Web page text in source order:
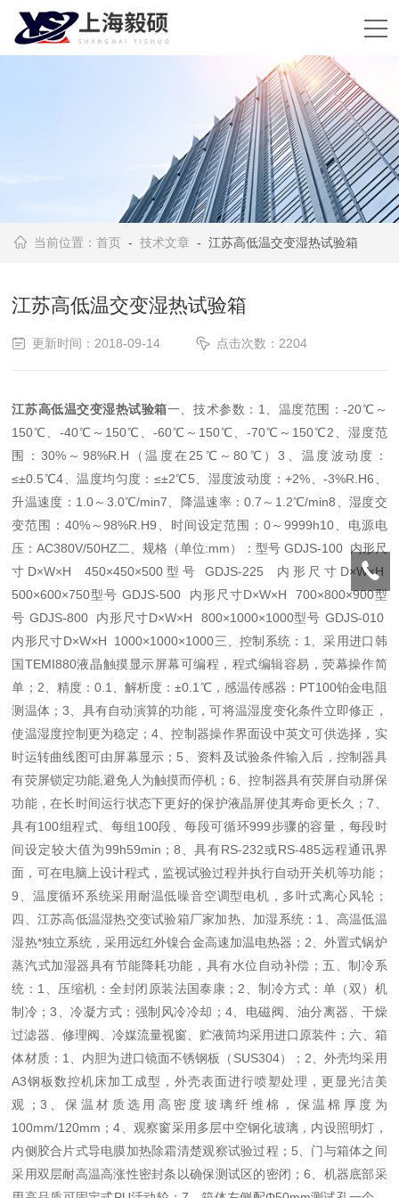
当前位置：首页 -技术文章 - 江苏高低温交变湿热试验箱
江苏高低温交变湿热试验箱
更新时间：2018-09-14 点击次数：2204
江苏高低温交变湿热试验箱一、技术参数：1、温度范围：-20℃～
150℃、-40℃～150℃、-60℃～150℃、-70℃～150℃2、湿度范
围：30%～98%R.H（温度在25℃～80℃）3、温度波动度：
≤±0.5℃4、温度均匀度：≤±2℃5、湿度波动度：+2%、-3%R.H6、
升温速度：1.0～3.0℃/min7、降温速率：0.7～1.2℃/min8、湿度交
变范围：40%～98%R.H9、时间设定范围：0～9999h10、电源电
压：AC380V/50HZ二、规格（单位:mm）：型号 GDJS-100 内形尺
寸D×W×H 450×450×500型号 GDJS-225 内形尺寸D×W×H
500×600×750型号 GDJS-500 内形尺寸D×W×H 700×800×900型
号 GDJS-800 内形尺寸D×W×H 800×1000×1000型号 GDJS-010
内形尺寸D×W×H 1000×1000×1000三、控制系统：1、采用进口韩
国TEMI880液晶触摸显示屏幕可编程，程式编辑容易，荧幕操作简
单；2、精度：0.1、解析度：±0.1℃，感温传感器：PT100铂金电阻
测温体；3、具有自动演算的功能，可将温湿度变化条件立即修正，
使温湿度控制更为稳定；4、控制器操作界面设中英文可供选择，实
时运转曲线图可由屏幕显示；5、资料及试验条件输入后，控制器具
有荧屏锁定功能,避免人为触摸而停机；6、控制器具有荧屏自动屏保
功能，在长时间运行状态下更好的保护液晶屏使其寿命更长久；7、
具有100组程式、每组100段、每段可循环999步骤的容量，每段时
间设定较大值为99h59min；8、具有RS-232或RS-485远程通讯界
面，可在电脑上设计程式，监视试验过程并执行自动开关机等功能；
9、温度循环系统采用耐温低噪音空调型电机，多叶式离心风轮；
四、江苏高低温湿热交变试验箱厂家加热、加湿系统：1、高温低温
湿热*独立系统，采用远红外镍合金高速加温电热器；2、外置式锅炉
蒸汽式加湿器具有节能降耗功能，具有水位自动补偿；五、制冷系
统：1、压缩机：全封闭原装法国泰康；2、制冷方式：单（双）机
制冷；3、冷凝方式：强制风冷冷却；4、电磁阀、油分离器、干燥
过滤器、修理阀、冷媒流量视窗、贮液筒均采用进口原装件；六、箱
体材质：1、内胆为进口镜面不锈钢板（SUS304）；2、外壳均采用
A3钢板数控机床加工成型，外壳表面进行喷塑处理，更显光洁美
观；3、保温材质选用高密度玻璃纤维棉，保温棉厚度为
100mm/120mm；4、观察窗采用多层中空钢化玻璃，内设照明灯，
内侧胶合片式导电膜加热除霜清楚观察试验过程；5、门与箱体之间
采用双层耐高温高涨性密封条以确保测试区的密闭；6、机器底部采